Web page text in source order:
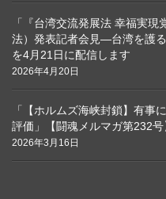
「『台湾交流発展法 幸福実
法）発表記者会見―台湾を護
を4月21日に配信します
2026年4月20日
「【ホルムズ海峡封鎖】有
評価」【闘魂メルマガ第232
2026年3月16日